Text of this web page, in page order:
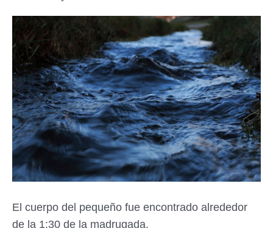
El cuerpo del pequeño fue encontrado alrededor
de la 1:30 de la madrugada.